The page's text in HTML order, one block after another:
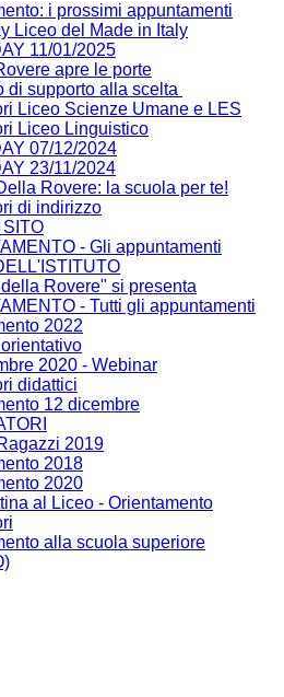
i prossimi appuntamenti
Liceo del Made in Italy
11/01/2025
apre le porte
di supporto alla scelta
Liceo Scienze Umane e LES
Liceo Linguistico
07/12/2024
23/11/2024
Rovere: la scuola per te!
di indirizzo
SITO
- Gli appuntamenti
Rovere" si presenta
- Tutti gli appuntamenti
2022
orientativo
2020 - Webinar
didattici
12 dicembre
2019
2018
2020
al Liceo - Orientamento
alla scuola superiore